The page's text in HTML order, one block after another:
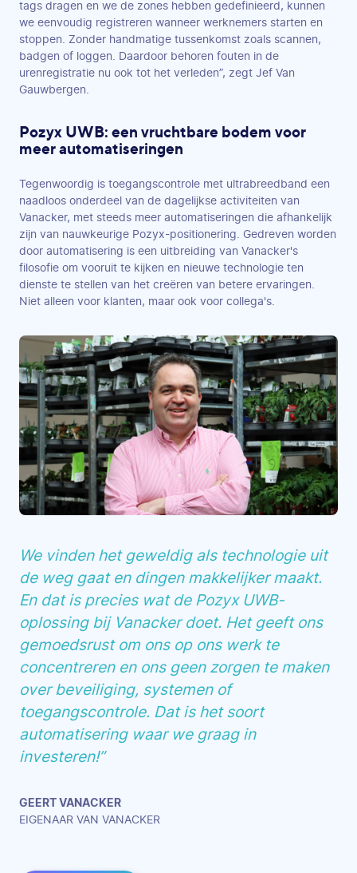
tags dragen en we de zones hebben gedefinieerd, kunnen
we eenvoudig registreren wanneer werknemers starten en
stoppen. Zonder handmatige tussenkomst zoals scannen,
badgen of loggen. Daardoor behoren fouten in de
urenregistratie nu ook tot het verleden”, zegt Jef Van
Gauwbergen.
Pozyx UWB: een vruchtbare bodem voor
meer automatiseringen
Tegenwoordig is toegangscontrole met ultrabreedband een
naadloos onderdeel van de dagelijkse activiteiten van
Vanacker, met steeds meer automatiseringen die afhankelijk
zijn van nauwkeurige Pozyx-positionering. Gedreven worden
door automatisering is een uitbreiding van Vanacker's
filosofie om vooruit te kijken en nieuwe technologie ten
dienste te stellen van het creëren van betere ervaringen.
Niet alleen voor klanten, maar ook voor collega's.
We vinden het geweldig als technologie uit
de weg gaat en dingen makkelijker maakt.
En dat is precies wat de Pozyx UWB-
oplossing bij Vanacker doet. Het geeft ons
gemoedsrust om ons op ons werk te
concentreren en ons geen zorgen te maken
over beveiliging, systemen of
toegangscontrole. Dat is het soort
automatisering waar we graag in
investeren!”
GEERT VANACKER
EIGENAAR VAN VANACKER